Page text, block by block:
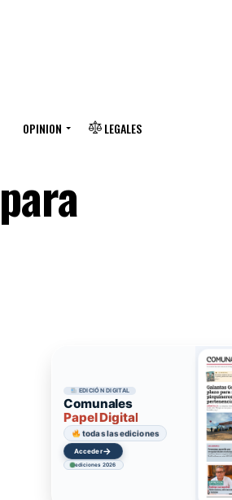
OPINION LEGALES
EDICIÓN DIGITAL
Comunales
Papel Digital
todas las ediciones
Acceder→
ediciones 2026